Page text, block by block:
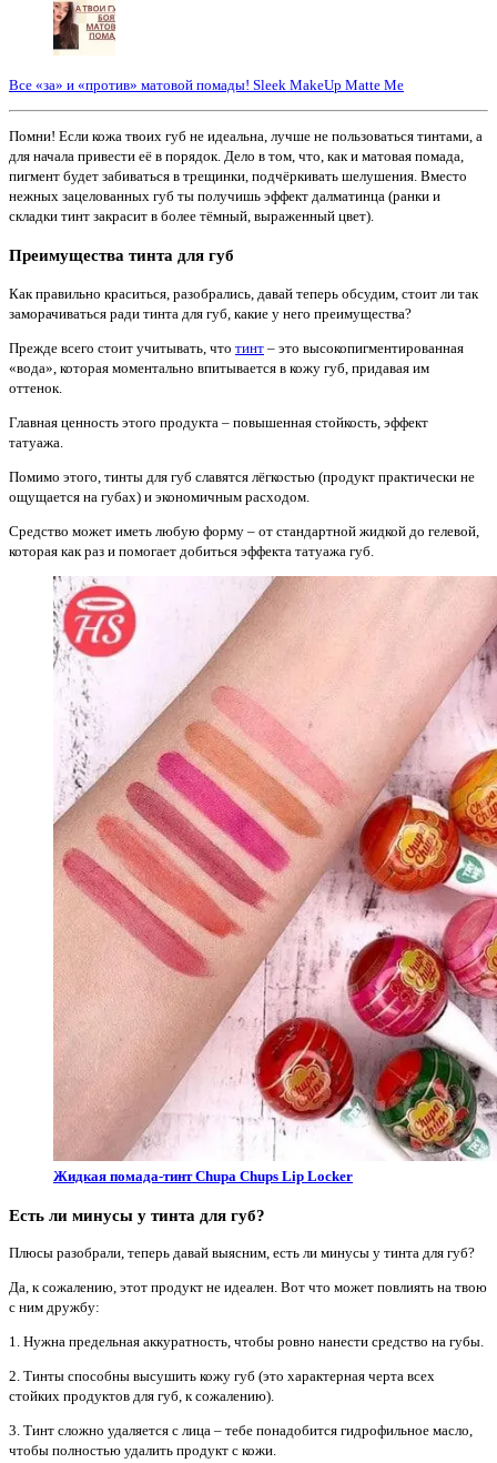
Все «за» и «против» матовой помады! Sleek MakeUp Matte Me
Помни! Если кожа твоих губ не идеальна, лучше не пользоваться тинтами, а
для начала привести её в порядок. Дело в том, что, как и матовая помада,
пигмент будет забиваться в трещинки, подчёркивать шелушения. Вместо
нежных зацелованных губ ты получишь эффект далматинца (ранки и
складки тинт закрасит в более тёмный, выраженный цвет).
Преимущества тинта для губ
Как правильно краситься, разобрались, давай теперь обсудим, стоит ли так
заморачиваться ради тинта для губ, какие у него преимущества?
Прежде всего стоит учитывать, что тинт – это высокопигментированная
«вода», которая моментально впитывается в кожу губ, придавая им
оттенок.
Главная ценность этого продукта – повышенная стойкость, эффект
татуажа.
Помимо этого, тинты для губ славятся лёгкостью (продукт практически не
ощущается на губах) и экономичным расходом.
Средство может иметь любую форму – от стандартной жидкой до гелевой,
которая как раз и помогает добиться эффекта татуажа губ.
Жидкая помада-тинт Chupa Chups Lip Locker
Есть ли минусы у тинта для губ?
Плюсы разобрали, теперь давай выясним, есть ли минусы у тинта для губ?
Да, к сожалению, этот продукт не идеален. Вот что может повлиять на твою
с ним дружбу:
1. Нужна предельная аккуратность, чтобы ровно нанести средство на губы.
2. Тинты способны высушить кожу губ (это характерная черта всех
стойких продуктов для губ, к сожалению).
3. Тинт сложно удаляется с лица – тебе понадобится гидрофильное масло,
чтобы полностью удалить продукт с кожи.